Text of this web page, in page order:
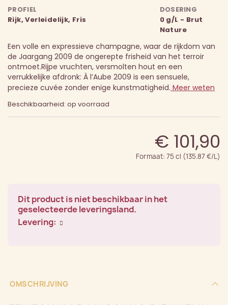
PROFIEL
Rijk, Verleidelijk, Fris
DOSERING
0 g/L - Brut
Nature
Een volle en expressieve champagne, waar de rijkdom van
de Jaargang 2009 de ongerepte frisheid van het terroir
ontmoet.Rijpe vruchten, versmolten hout en een
verrukkelijke afdronk: À l’Aube 2009 is een sensuele,
precieze cuvée zonder enige kunstmatigheid. Meer weten
Beschikbaarheid: op voorraad
€ 101,90
Formaat: 75 cl (135.87 €/L)
Dit product is niet beschikbaar in het
geselecteerde leveringsland.
Levering:
OMSCHRIJVING